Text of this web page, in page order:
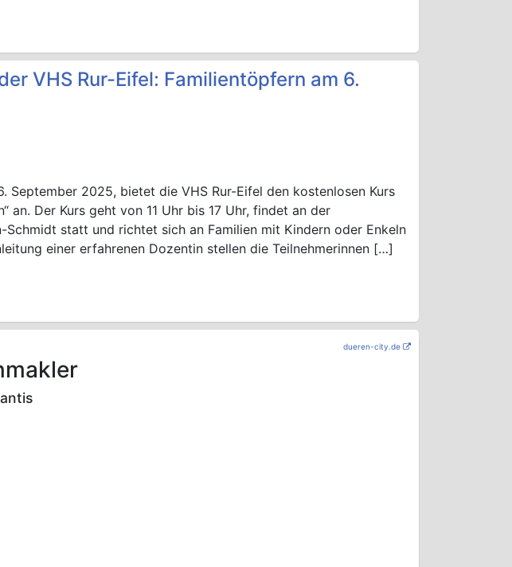
VHS Rur-Eifel: Familientöpfern am 6.
September 2025, bietet die VHS Rur-Eifel den kostenlosen Kurs
an. Der Kurs geht von 11 Uhr bis 17 Uhr, findet an der
Schmidt statt und richtet sich an Familien mit Kindern oder Enkeln
einer erfahrenen Dozentin stellen die Teilnehmerinnen […]
dueren-city.de